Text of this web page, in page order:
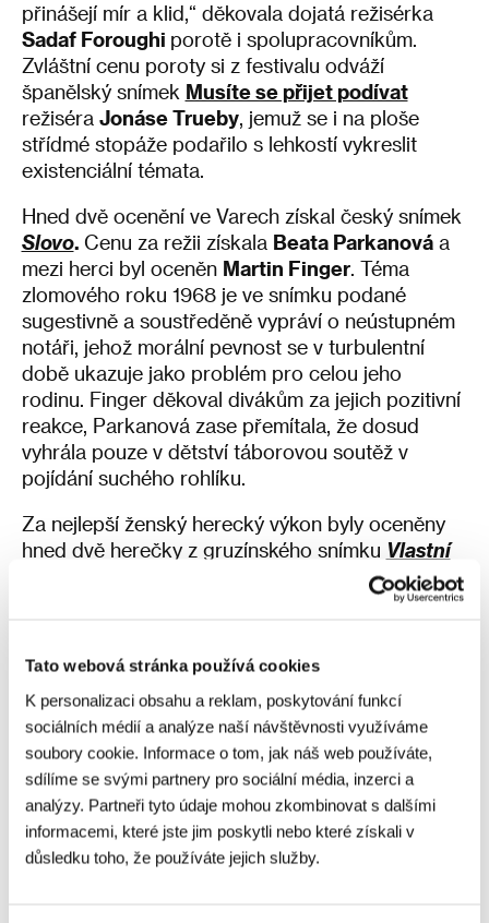
Tato webová stránka používá cookies
K personalizaci obsahu a reklam, poskytování funkcí
sociálních médií a analýze naší návštěvnosti využíváme
soubory cookie. Informace o tom, jak náš web používáte,
sdílíme se svými partnery pro sociální média, inzerci a
analýzy. Partneři tyto údaje mohou zkombinovat s dalšími
informacemi, které jste jim poskytli nebo které získali v
důsledku toho, že používáte jejich služby.
přinášejí mír a klid,“ děkovala dojatá režisérka
Sadaf Foroughi porotě i spolupracovníkům.
Zvláštní cenu poroty si z festivalu odváží
španělský snímek Musíte se přijet podívat
režiséra Jonáse Trueby, jemuž se i na ploše
střídmé stopáže podařilo s lehkostí vykreslit
existenciální témata.
Hned dvě ocenění ve Varech získal český snímek
Slovo. Cenu za režii získala Beata Parkanováa
mezi herci byl oceněn Martin Finger. Téma
zlomového roku 1968 je ve snímku podané
sugestivně a soustředěně vypráví o neústupném
notáři, jehož morální pevnost se v turbulentní
době ukazuje jako problém pro celou jeho
rodinu. Finger děkoval divákům za jejich pozitivní
reakce, Parkanová zase přemítala, že dosud
vyhrála pouze v dětství táborovou soutěž v
pojídání suchého rohlíku.
Za nejlepší ženský herecký výkon byly oceněny
hned dvě herečky z gruzínského snímku Vlastní
Taki Mumladze, jež
je navíc spoluautorkou scénáře, ztvárnily duo
Tbilisi. Obě herečky přemohlo během děkovací
řeči dojetí, Mumladze navíc dnes slavila
narozeniny. Pod taktovkou režiséra snímku
Ioseba Bliadzehoproto sál stejně jako v případě
Geoffreyho Rushe o pár dní dříve zapěl píseň
Happy Birthday.
Proximu vyhrál český dokument